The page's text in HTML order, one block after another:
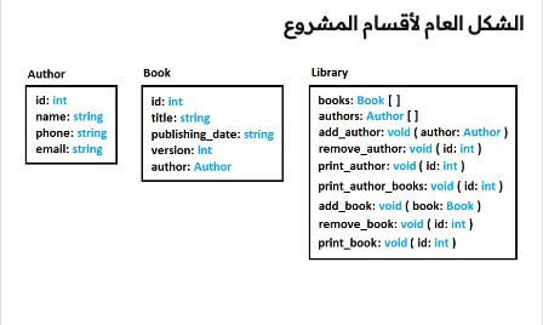
الشكل العام لأقسام المشروع